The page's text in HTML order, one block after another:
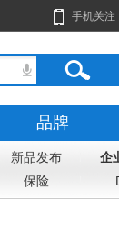
手机关注
品牌
新品发布 企
保险